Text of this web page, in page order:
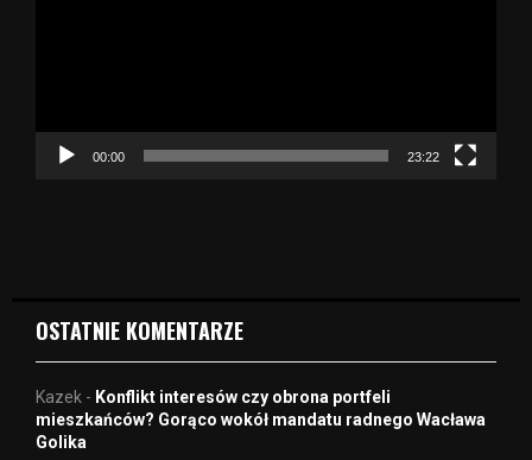
c
00:00 23:22
OSTATNIE KOMENTARZE
Kazek - Konflikt interesów czy obrona portfeli
mieszkańców? Gorąco wokół mandatu radnego Wacława
Golika